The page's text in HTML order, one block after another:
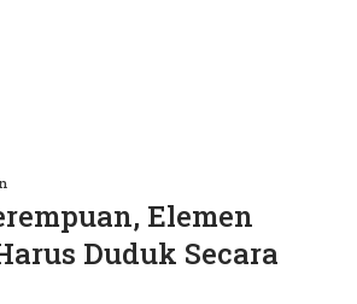
Elemen
Duduk Secara